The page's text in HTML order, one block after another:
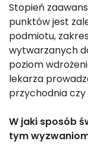
Stopień
punktów jest
podmiotu,
wytwarzanych
poziom
lekarza
przychodnia czy
W jaki sposób
tym